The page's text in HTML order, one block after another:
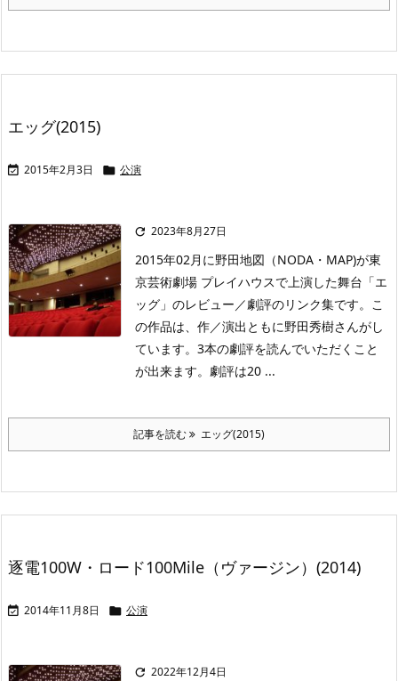
エッグ(2015)
 2015年2月3日  公演
 2023年8月27日
2015年02月に野田地図（NODA・MAP)が東
京芸術劇場 プレイハウスで上演した舞台「エ
ッグ」のレビュー／劇評のリンク集です。こ
の作品は、作／演出ともに野田秀樹さんがし
ています。3本の劇評を読んでいただくこと
が出来ます。劇評は20 ...
記事を読む エッグ(2015)
逐電100W・ロード100Mile（ヴァージン）(2014)
 2014年11月8日  公演
 2022年12月4日